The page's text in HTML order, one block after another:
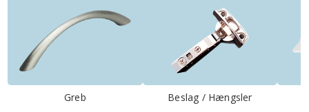
Greb Beslag / Hængsler